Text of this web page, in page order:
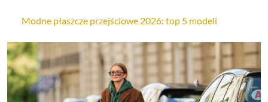
Modne płaszcze przejściowe 2026: top 5 modeli